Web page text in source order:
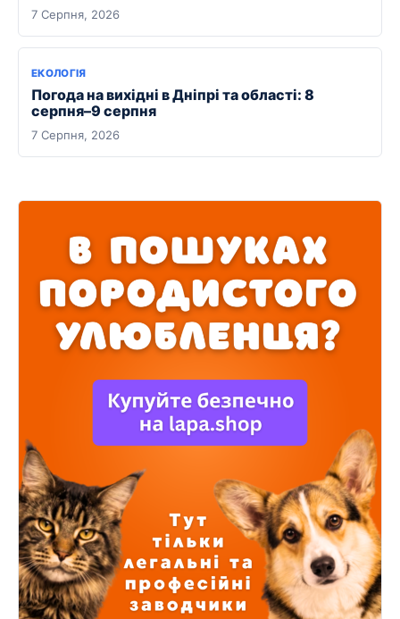
7 Серпня, 2026
ЕКОЛОГІЯ
Погода на вихідні в Дніпрі та області: 8
серпня–9 серпня
7 Серпня, 2026